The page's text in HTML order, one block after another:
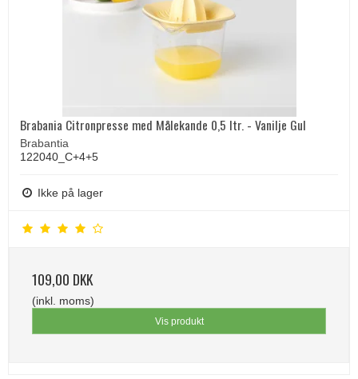
Brabania Citronpresse med Målekande 0,5 ltr. - Vanilje Gul
Brabantia
122040_C+4+5
Ikke på lager
109,00 DKK
(inkl. moms)
Vis produkt